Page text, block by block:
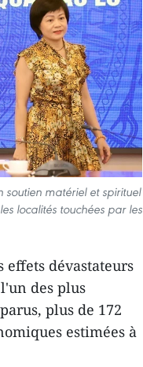
soutien matériel et spirituel
localités touchées par les
effets dévastateurs
des plus
plus de 172
estimées à